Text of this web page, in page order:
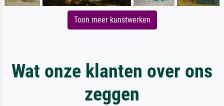
Toon meer kunstwerken
Wat onze klanten over ons
zeggen